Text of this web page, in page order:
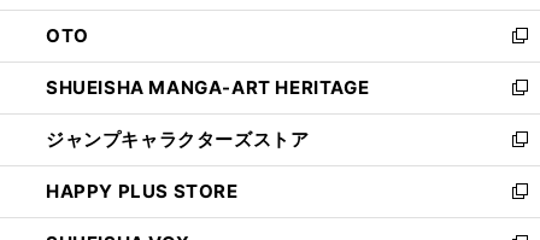
ウ
で
開
く
ン
ド
ウ
で
開
く
OTO
新
し
い
ウ
ィ
ン
ド
ウ
SHUEISHA MANGA-ART HERITAGE
新
し
い
ウ
ィ
ン
ジャンプキャラクターズストア
新
し
い
ウ
HAPPY PLUS STORE
新
し